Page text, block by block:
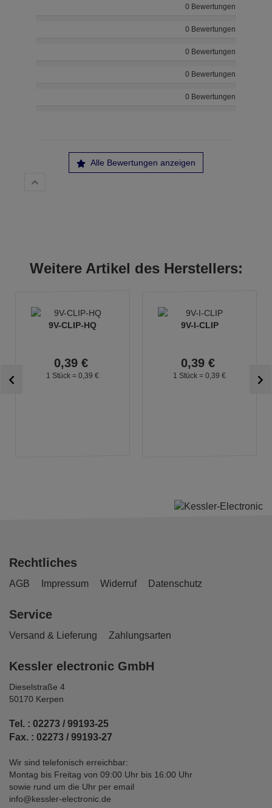
0 Bewertungen
0 Bewertungen
0 Bewertungen
0 Bewertungen
0 Bewertungen
Alle Bewertungen anzeigen
Weitere Artikel des Herstellers:
9V-CLIP-HQ
0,39 €
1 Stück = 0, 39 €
9V-I-CLIP
0,39 €
1 Stück = 0, 39 €
Rechtliches
AGB Impressum Widerruf Datenschutz
Service
Versand & Lieferung Zahlungsarten
Kessler electronic GmbH
Dieselstraße 4
50170 Kerpen
Tel. : 02273 / 99193-25
Fax. : 02273 / 99193-27
Wir sind telefonisch erreichbar:
Montag bis Freitag von 09:00 Uhr bis 16:00 Uhr
sowie rund um die Uhr per email
info@kessler-electronic.de